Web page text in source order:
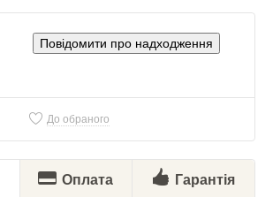
Повідомити про надходження
До обраного
Оплата Гарантія